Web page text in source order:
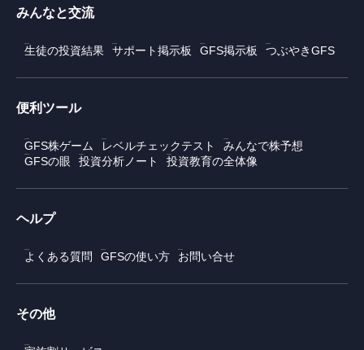
みんなと交流
生徒の投資結果 サポート掲示板 GFS掲示板 つぶやきGFS
便利ツール
GFS株ゲーム レベルチェックテスト
みんなで株予想
GFSの眼
投資分析ノート 投資教育の全体像
ヘルプ
よくある質問 GFSの使い方 お問い合せ
その他